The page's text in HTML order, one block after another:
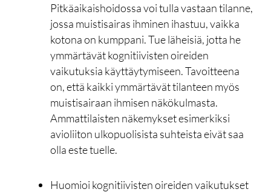
Pitkäaikaishoidossa voi tulla vastaan tilanne,
jossa muistisairas ihminen ihastuu, vaikka
kotona on kumppani. Tue läheisiä, jotta he
ymmärtävät kognitiivisten oireiden
vaikutuksia käyttäytymiseen. Tavoitteena
on, että kaikki ymmärtävät tilanteen myös
muistisairaan ihmisen näkökulmasta.
Ammattilaisten näkemykset esimerkiksi
avioliiton ulkopuolisista suhteista eivät saa
olla este tuelle.
Huomioi kognitiivisten oireiden vaikutukset